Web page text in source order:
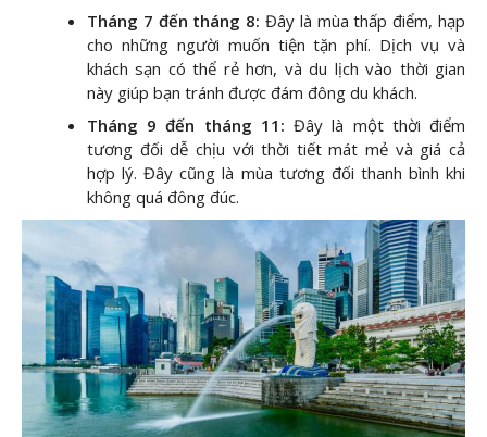
Tháng 7 đến tháng 8: Đây là mùa thấp điểm, hạp
cho những người muốn tiện tặn phí. Dịch vụ và
khách sạn có thể rẻ hơn, và du lịch vào thời gian
này giúp bạn tránh được đám đông du khách.
Tháng 9 đến tháng 11: Đây là một thời điểm
tương đối dễ chịu với thời tiết mát mẻ và giá cả
hợp lý. Đây cũng là mùa tương đối thanh bình khi
không quá đông đúc.